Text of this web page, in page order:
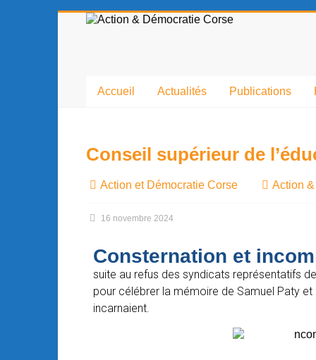
Accueil Actualités Publications
Conseil supérieur de
Action et Démocratie Corse Action
16 novembre 2024
Consternation et
suite au refus des syndicats représentatifs
pour célébrer la mémoire de Samuel Paty et
incarnaient.